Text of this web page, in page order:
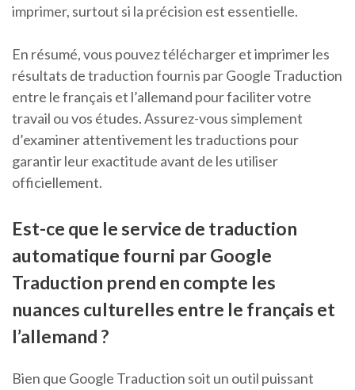
imprimer, surtout si la précision est essentielle.
En résumé, vous pouvez télécharger et imprimer les
résultats de traduction fournis par Google Traduction
entre le français et l’allemand pour faciliter votre
travail ou vos études. Assurez-vous simplement
d’examiner attentivement les traductions pour
garantir leur exactitude avant de les utiliser
officiellement.
Est-ce que le service de traduction
automatique fourni par Google
Traduction prend en compte les
nuances culturelles entre le français et
l’allemand ?
Bien que Google Traduction soit un outil puissant